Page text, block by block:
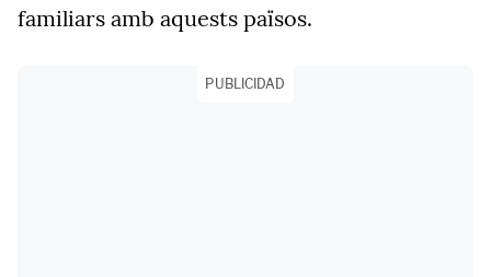
familiars amb aquests països.
PUBLICIDAD